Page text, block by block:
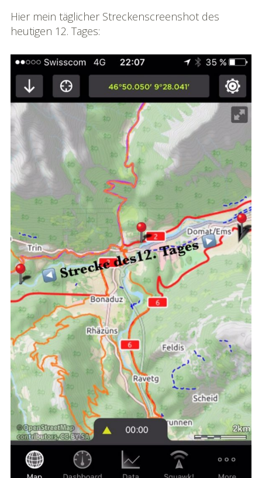
Hier mein täglicher Streckenscreenshot des
heutigen 12. Tages: